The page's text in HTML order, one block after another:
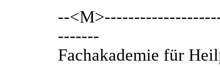
--
-------
Fachakademie für